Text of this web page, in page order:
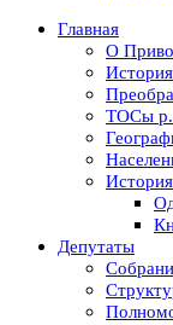
Главная
О
ТОСы р.
Депутаты